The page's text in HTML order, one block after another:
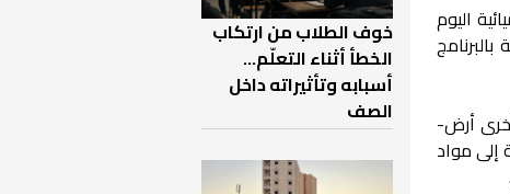
اليوم
أرض-
سابقة شهدتها البلاد خلال عامي 2013 و2017، إضافة إلى مواد
خوف الطلاب من ارتكاب
الخطأ أثناء التعلّم…
أسبابه وتأثيراته داخل
الصف